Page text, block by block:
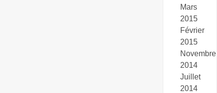
Mars
2015
Février
2015
Novembre
2014
Juillet
2014